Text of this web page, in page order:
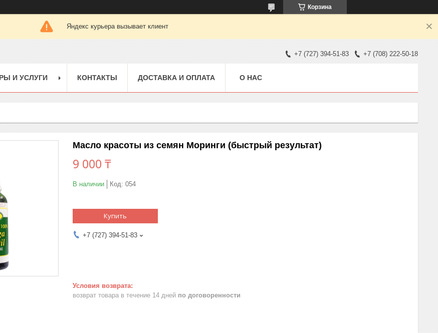
Корзина
Яндекс курьера вызывает клиент
+7 (727) 394-51-83 +7 (708) 222-50-18
И УСЛУГИ КОНТАКТЫ ДОСТАВКА И ОПЛАТА О НАС
Масло красоты из семян Моринги (быстрый результат)
9 000 ₸
В наличии Код: 054
Купить
+7 (727) 394-51-83
возврат товара в течение 14 дней по договоренности